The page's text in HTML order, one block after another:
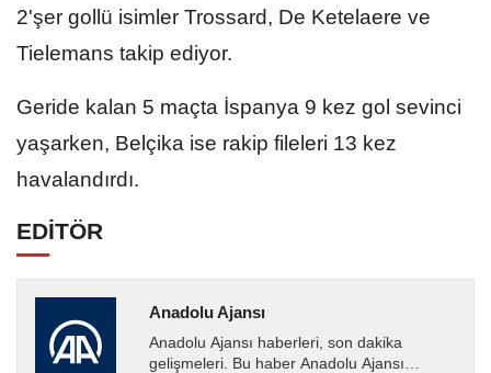
2'şer gollü isimler Trossard, De Ketelaere ve
Tielemans takip ediyor.
Geride kalan 5 maçta İspanya 9 kez gol sevinci
yaşarken, Belçika ise rakip fileleri 13 kez
havalandırdı.
EDİTÖR
Anadolu Ajansı
Anadolu Ajansı haberleri, son dakika
gelişmeleri. Bu haber Anadolu Ajansı